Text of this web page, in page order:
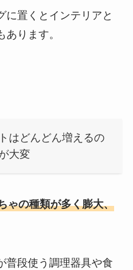
に置くとインテリアと
ります。
はどんどん増えるの
大変
ゃの種類が多く膨大、
普段使う調理器具や食